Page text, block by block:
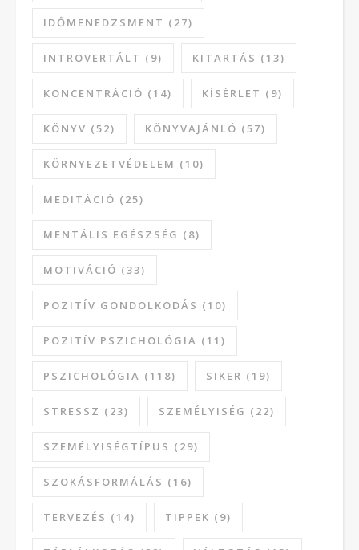
IDŐMENEDZSMENT (27)
INTROVERTÁLT (9) KITARTÁS (13)
KONCENTRÁCIÓ (14) KÍSÉRLET (9)
KÖNYV (52) KÖNYVAJÁNLÓ (57)
KÖRNYEZETVÉDELEM (10)
MEDITÁCIÓ (25)
MENTÁLIS EGÉSZSÉG (8)
MOTIVÁCIÓ (33)
POZITÍV GONDOLKODÁS (10)
POZITÍV PSZICHOLÓGIA (11)
PSZICHOLÓGIA (118) SIKER (19)
STRESSZ (23) SZEMÉLYISÉG (22)
SZEMÉLYISÉGTÍPUS (29)
SZOKÁSFORMÁLÁS (16)
TERVEZÉS (14) TIPPEK (9)